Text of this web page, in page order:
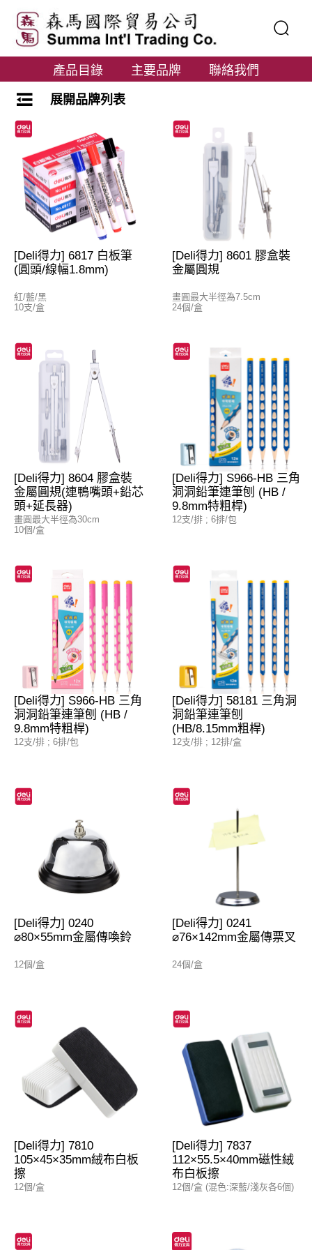
產品目錄 主要品牌 聯絡我們
展開品牌列表
[Deli得力] 6817 白板筆
(圓頭/線幅1.8mm)
紅/藍/黑
10支/盒
[Deli得力] 8601 膠盒裝
金屬圓規
畫圓最大半徑為7.5cm
24個/盒
[Deli得力] 8604 膠盒裝
金屬圓規(連鴨嘴頭+鉛芯
頭+延長器)
畫圓最大半徑為30cm
10個/盒
[Deli得力] S966-HB 三角
洞洞鉛筆連筆刨 (HB /
9.8mm特粗桿)
12支/排 ; 6排/包
[Deli得力] S966-HB 三角
洞洞鉛筆連筆刨 (HB /
9.8mm特粗桿)
12支/排 ; 6排/包
[Deli得力] 58181 三角洞
洞鉛筆連筆刨
(HB/8.15mm粗桿)
12支/排 ; 12排/盒
[Deli得力] 0240
⌀80×55mm金屬傳喚鈴
12個/盒
[Deli得力] 0241
⌀76×142mm金屬傳票叉
24個/盒
[Deli得力] 7810
105×45×35mm絨布白板
擦
12個/盒
[Deli得力] 7837
112×55.5×40mm磁性絨
布白板擦
12個/盒 (混色:深藍/淺灰各6個)